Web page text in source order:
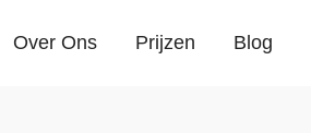
Over Ons Prijzen Blog